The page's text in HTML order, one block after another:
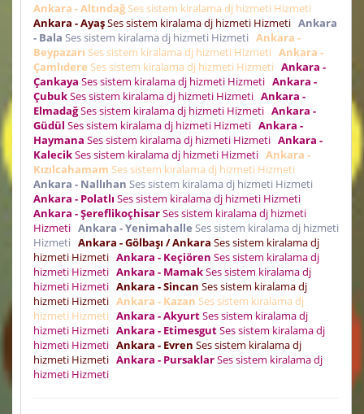
Ankara - Altındağ Ses sistem kiralama dj hizmeti Hizmeti
Ankara - AyaşSes sistem kiralama dj hizmeti Hizmeti Ankara
- Bala Ses sistem kiralama dj hizmeti Hizmeti Ankara -
Beypazarı Ses sistem kiralama dj hizmeti Hizmeti Ankara -
Çamlıdere Ses sistem kiralama dj hizmeti Hizmeti Ankara -
Çankaya Ses sistem kiralama dj hizmeti Hizmeti Ankara -
ÇubukSes sistem kiralama dj hizmeti Hizmeti Ankara -
ElmadağSes sistem kiralama dj hizmeti Hizmeti Ankara -
Güdül Ses sistem kiralama dj hizmeti Hizmeti Ankara -
Haymana Ses sistem kiralama dj hizmeti Hizmeti Ankara -
KalecikSes sistem kiralama dj hizmeti Hizmeti Ankara -
Kızılcahamam Ses sistem kiralama dj hizmeti Hizmeti
Ankara - Nallıhan Ses sistem kiralama dj hizmeti Hizmeti
Ankara - Polatlı Ses sistem kiralama dj hizmeti Hizmeti
Ankara - ŞereflikoçhisarSes sistem kiralama dj hizmeti
Hizmeti Ankara - Yenimahalle Ses sistem kiralama dj hizmeti
Hizmeti Ankara - Gölbaşı / Ankara Ses sistem kiralama dj
hizmeti Hizmeti Ankara - Keçiören Ses sistem kiralama dj
hizmeti Hizmeti Ankara - MamakSes sistem kiralama dj
hizmeti Hizmeti Ankara - Sincan Ses sistem kiralama dj
hizmeti Hizmeti Ankara - Kazan Ses sistem kiralama dj
hizmeti Hizmeti Ankara - AkyurtSes sistem kiralama dj
hizmeti Hizmeti Ankara - EtimesgutSes sistem kiralama dj
hizmeti Hizmeti Ankara - Evren Ses sistem kiralama dj
hizmeti Hizmeti Ankara - PursaklarSes sistem kiralama dj
hizmeti Hizmeti